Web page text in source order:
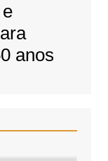
anos